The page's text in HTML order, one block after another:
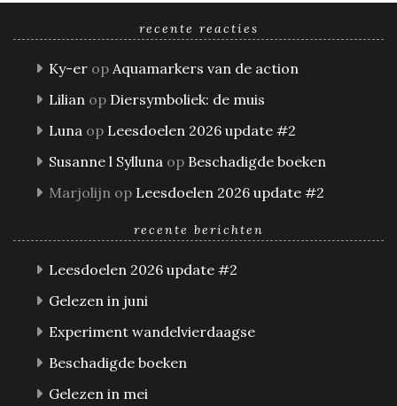
recente reacties
Ky-er op Aquamarkers van de action
Lilian op Diersymboliek: de muis
Luna op Leesdoelen 2026 update #2
Susanne l Sylluna op Beschadigde boeken
Marjolijn op Leesdoelen 2026 update #2
recente berichten
Leesdoelen 2026 update #2
Gelezen in juni
Experiment wandelvierdaagse
Beschadigde boeken
Gelezen in mei